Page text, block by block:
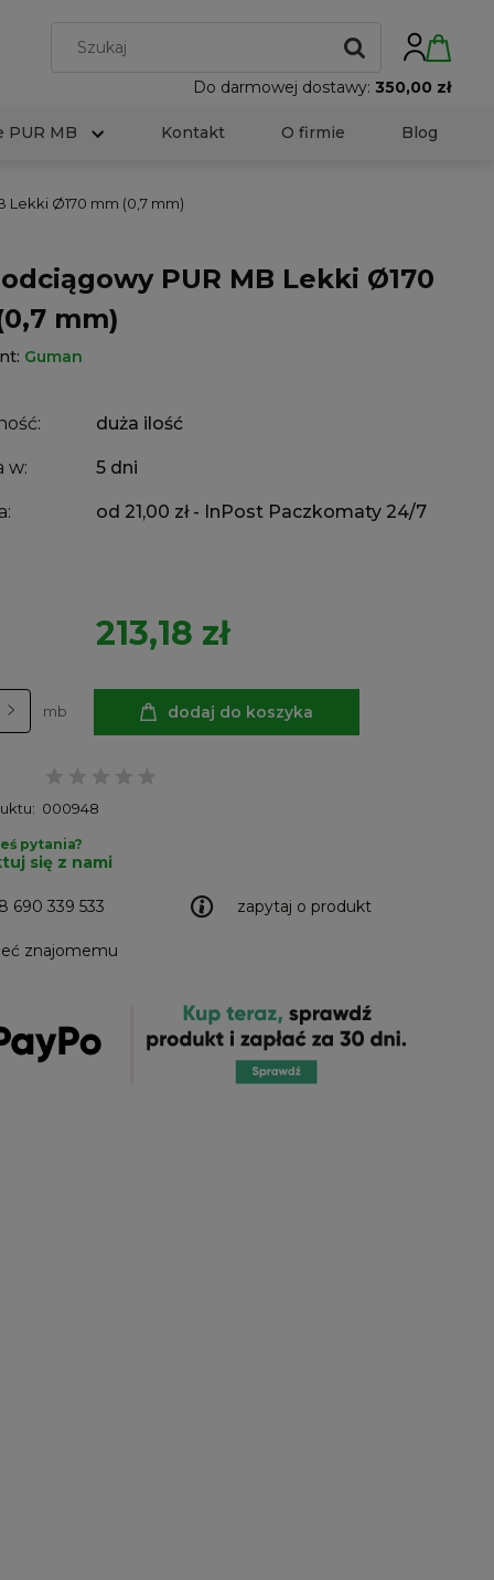
Do darmowej dostawy: 350,00 zł
PUR MB Kontakt O firmie Blog
Lekki Ø170 mm (0,7 mm)
PUR MB Lekki Ø170
mm)
Guman
duża ilość
w: 5 dni
od 21,00 zł - InPost Paczkomaty 24/7
213,18 zł
mb dodaj do koszyka
000948
zapytaj o produkt
znajomemu
pytania?
się z nami
690 339 533